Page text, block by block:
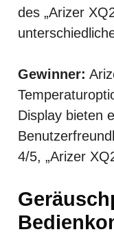
des „Arizer
Gewinner:
Display bieten
4/5, „Arizer